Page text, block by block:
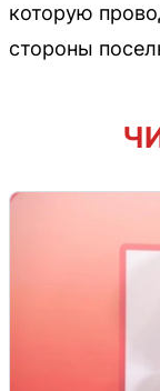
которую
стороны